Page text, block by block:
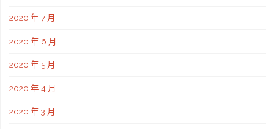
2020 年 7 月
2020 年 6 月
2020 年 5 月
2020 年 4 月
2020 年 3 月